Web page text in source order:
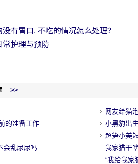
没有胃口, 不吃的情况怎么处理？
常护理与预防
>>
网友给猫
杯！
小黑豹出
铁憨憨！
超笋小美
友…
我家猫干
“我给我家
的准备工作
会乱尿尿吗